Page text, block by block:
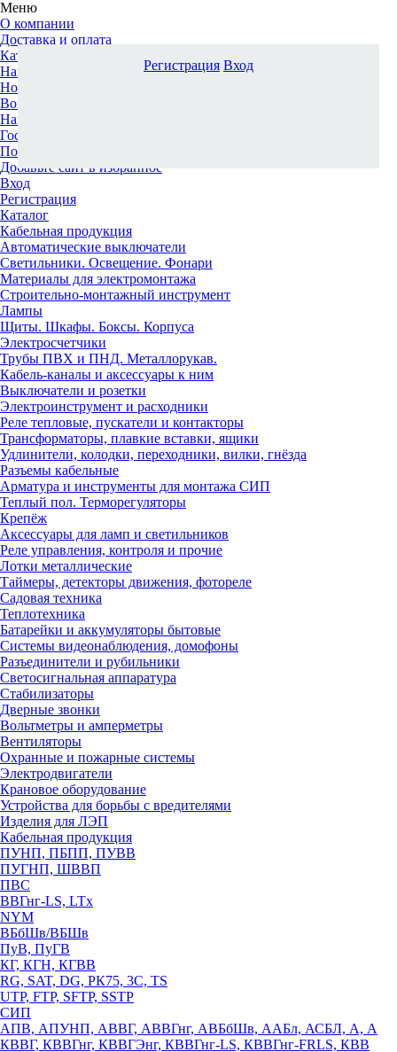
Меню
О компании
Доставка и оплата
Каталог
Наши офисы
Новости и новинки
Вопрос-ответ
Наша команда
Гос. заказчикам
Поставщикам
Добавьте сайт в избранное
Вход
Регистрация
Каталог
Кабельная продукция
Автоматические выключатели
Светильники. Освещение. Фонари
Материалы для электромонтажа
Строительно-монтажный инструмент
Лампы
Щиты. Шкафы. Боксы. Корпуса
Электросчетчики
Трубы ПВХ и ПНД. Металлорукав.
Кабель-каналы и аксессуары к ним
Выключатели и розетки
Электроинструмент и расходники
Реле тепловые, пускатели и контакторы
Трансформаторы, плавкие вставки, ящики
Удлинители, колодки, переходники, вилки, гнёзда
Разъемы кабельные
Арматура и инструменты для монтажа СИП
Теплый пол. Терморегуляторы
Крепёж
Аксессуары для ламп и светильников
Реле управления, контроля и прочие
Лотки металлические
Таймеры, детекторы движения, фотореле
Садовая техника
Теплотехника
Батарейки и аккумуляторы бытовые
Системы видеонаблюдения, домофоны
Разъединители и рубильники
Светосигнальная аппаратура
Стабилизаторы
Дверные звонки
Вольтметры и амперметры
Вентиляторы
Охранные и пожарные системы
Электродвигатели
Крановое оборудование
Устройства для борьбы с вредителями
Изделия для ЛЭП
Кабельная продукция
ПУНП, ПБПП, ПУВВ
ПУГНП, ШВВП
ПВС
ВВГнг-LS, LTx
NYM
ВБбШв/ВБШв
ПуВ, ПуГВ
КГ, КГН, КГВВ
RG, SAT, DG, РК75, 3С, TS
UTP, FTP, SFTP, SSTP
СИП
АПВ, АПУНП, АВВГ, АВВГнг, АВБбШв, ААБл, АСБЛ, А, А
КВВГ, КВВГнг, КВВГЭнг, КВВГнг-LS, КВВГнг-FRLS, КВВ
Регистрация Вход